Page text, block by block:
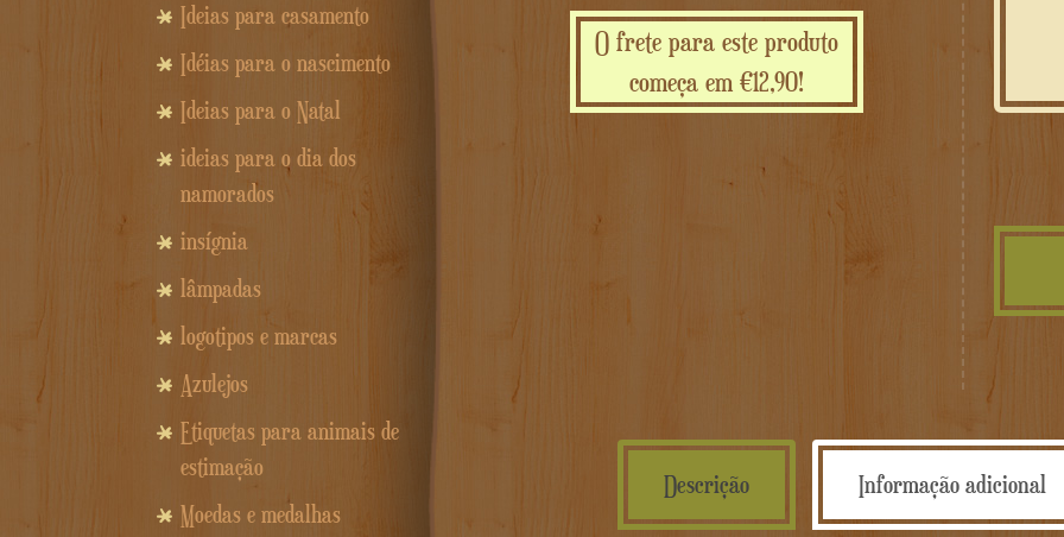
O frete para este produto
começa em €12,90!
Descrição Informação adicional
Ideias para casamento
Idéias para o nascimento
Ideias para o Natal
ideias para o dia dos
namorados
insígnia
lâmpadas
logotipos e marcas
Azulejos
Etiquetas para animais de
estimação
Moedas e medalhas